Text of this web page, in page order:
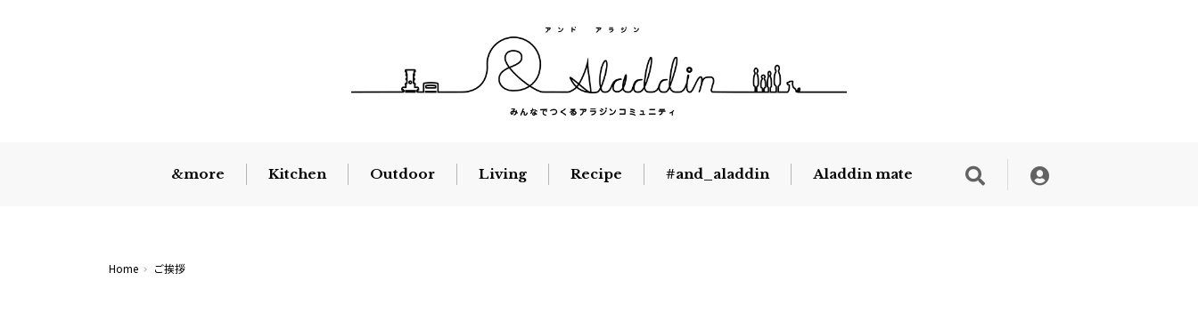
&more Kitchen Outdoor Living Recipe #and_aladdin Aladdin mate
Home ご挨拶